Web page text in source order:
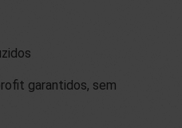
garantidos, sem